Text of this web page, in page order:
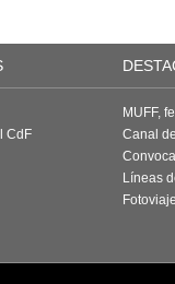
CdF
MUFF,
Canal
Líneas